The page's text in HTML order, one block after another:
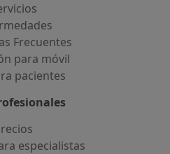
Frecuentes
para móvil
pacientes
especialistas